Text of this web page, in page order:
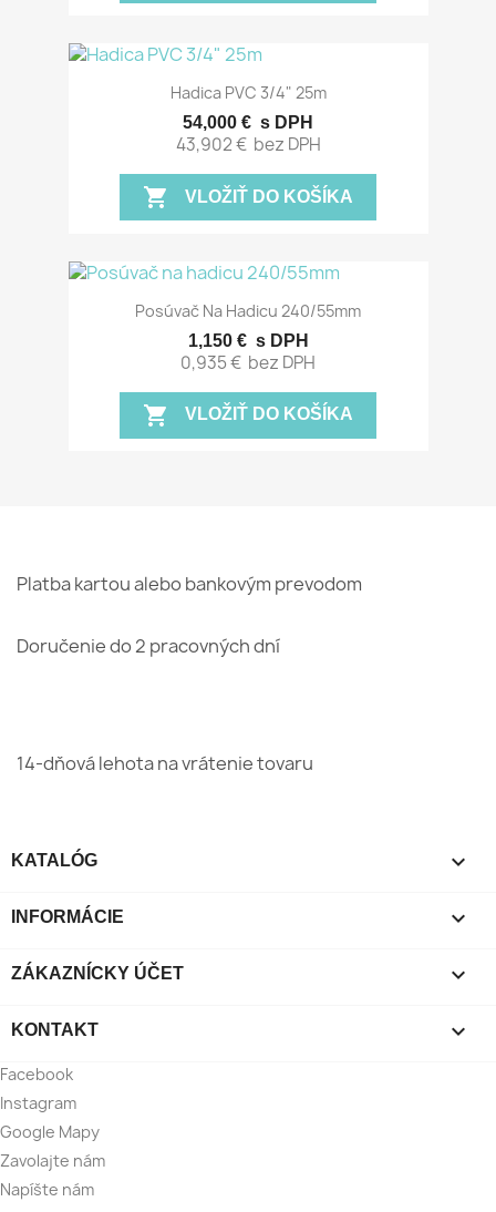
Hadica PVC 3/4" 25m
54,000 € s DPH
43,902 € bez DPH
shopping_cart VLOŽIŤ DO KOŠÍKA
Posúvač Na Hadicu 240/55mm
1,150 € s DPH
0,935 € bez DPH
shopping_cart VLOŽIŤ DO KOŠÍKA
Platba kartou alebo bankovým prevodom
Doručenie do 2 pracovných dní
14-dňová lehota na vrátenie tovaru
KATALÓG 
INFORMÁCIE 
ZÁKAZNÍCKY ÚČET 
KONTAKT 
Facebook
Instagram
Google Mapy
Zavolajte nám
Napíšte nám